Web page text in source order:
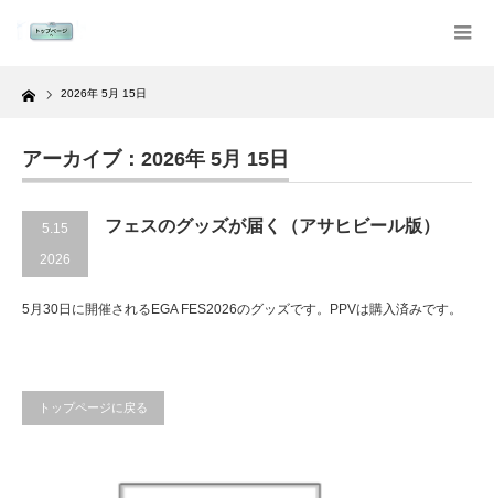
Home 2026年 5月 15日
アーカイブ：2026年 5月 15日
5.15
2026
フェスのグッズが届く（アサヒビール版）
5月30日に開催されるEGA FES2026のグッズです。PPVは購入済みです。
トップページに戻る